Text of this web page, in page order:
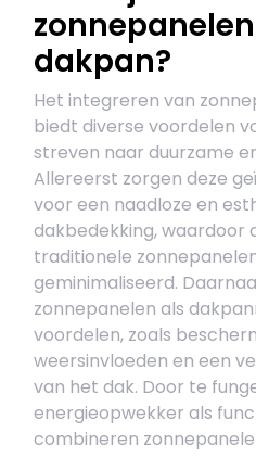
dakpan?
Het integreren van
biedt diverse voordelen
streven naar duurzame
Allereerst zorgen deze
voor een naadloze en
dakbedekking, waardoor
traditionele
geminimaliseerd.
zonnepanelen als
voordelen, zoals
weersinvloeden en een
van het dak. Door te
energieopwekker als
combineren